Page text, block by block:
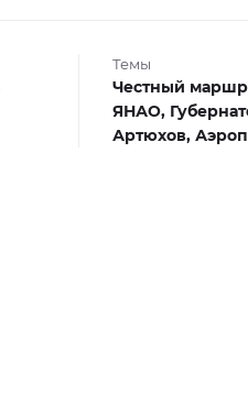
Темы
Честный
ЯНАО,
Артюхов,